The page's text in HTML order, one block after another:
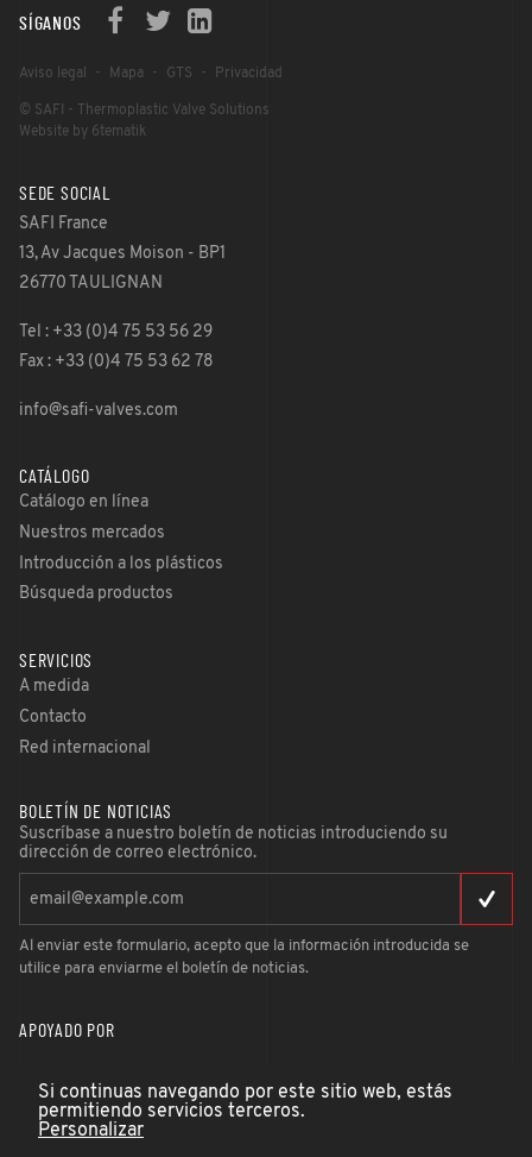
SÍGANOS
Aviso legal Mapa GTS Privacidad
© SAFI - Thermoplastic Valve Solutions
Website by 6tematik
SEDE SOCIAL
SAFI France
13, Av Jacques Moison - BP1
26770 TAULIGNAN
Tel : +33 (0)4 75 53 56 29
Fax : +33 (0)4 75 53 62 78
info@safi-valves.com
CATÁLOGO
Catálogo en línea
Nuestros mercados
Introducción a los plásticos
Búsqueda productos
SERVICIOS
A medida
Contacto
Red internacional
BOLETÍN DE NOTICIAS
Suscríbase a nuestro boletín de noticias introduciendo su
dirección de correo electrónico.
Al enviar este formulario, acepto que la información introducida se
utilice para enviarme el boletín de noticias.
APOYADO POR
Si continuas navegando por este sitio web, estás
permitiendo servicios terceros.
Personalizar